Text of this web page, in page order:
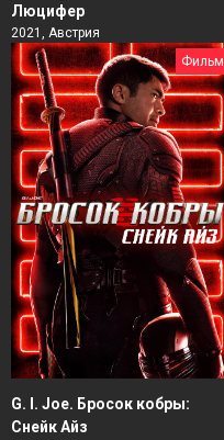
Люцифер
2021, Австрия
Фильм
G. I. Joe. Бросок кобры:
Снейк Айз